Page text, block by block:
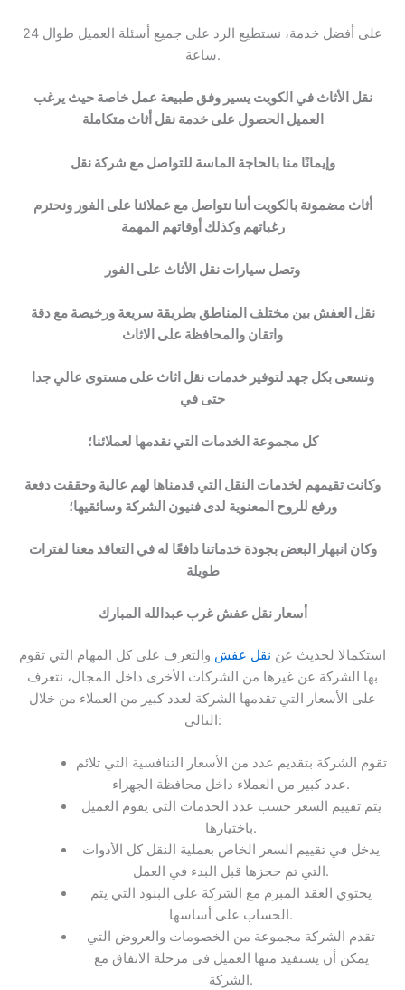
على أفضل خدمة، نستطيع الرد على جميع أسئلة العميل طوال 24
ساعة.
نقل الأثاث في الكويت يسير وفق طبيعة عمل خاصة حيث يرغب
العميل الحصول على خدمة نقل أثاث متكاملة
وإيمانًا منا بالحاجة الماسة للتواصل مع شركة نقل
أثاث مضمونة بالكويت أننا نتواصل مع عملائنا على الفور ونحترم
رغباتهم وكذلك أوقاتهم المهمة
وتصل سيارات نقل الأثاث على الفور
نقل العفش بين مختلف المناطق بطريقة سريعة ورخيصة مع دقة
واتقان والمحافظة على الاثاث
ونسعى بكل جهد لتوفير خدمات نقل اثاث على مستوى عالي جدا
حتى في
كل مجموعة الخدمات التي نقدمها لعملائنا؛
وكانت تقيمهم لخدمات النقل التي قدمناها لهم عالية وحققت دفعة
ورفع للروح المعنوية لدى فنيون الشركة وسائقيها؛
وكان انبهار البعض بجودة خدماتنا دافعًا له في التعاقد معنا لفترات
طويلة
أسعارنقل عفش غرب عبدالله المبارك
استكمالا لحديث عن نقل عفش والتعرف على كل المهام التي تقوم
بها الشركة عن غيرها من الشركات الأخرى داخل المجال، نتعرف
على الأسعار التي تقدمها الشركة لعدد كبير من العملاء من خلال
التالي:
تقوم الشركة بتقديم عدد من الأسعار التنافسية التي تلائم
عدد كبير من العملاء داخل محافظة الجهراء.
يتم تقييم السعر حسب عدد الخدمات التي يقوم العميل
باختيارها.
يدخل في تقييم السعر الخاص بعملية النقل كل الأدوات
التي تم حجزها قبل البدء في العمل.
يحتوي العقد المبرم مع الشركة على البنود التي يتم
الحساب على أساسها.
تقدم الشركة مجموعة من الخصومات والعروض التي
يمكن أن يستفيد منها العميل في مرحلة الاتفاق مع
الشركة.